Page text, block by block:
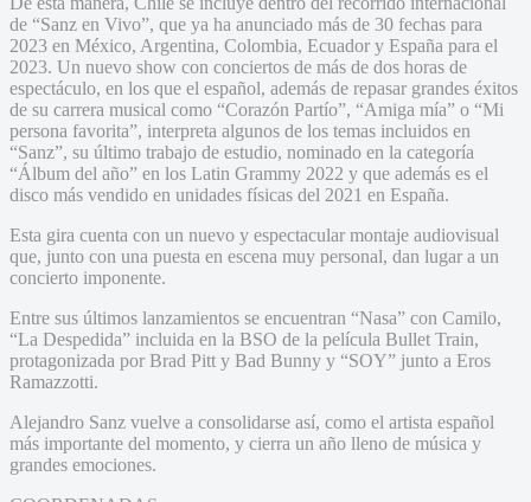
de “Sanz en Vivo”, que ya ha anunciado más de 30 fechas para
2023 en México, Argentina, Colombia, Ecuador y España para el
2023. Un nuevo show con conciertos de más de dos horas de
espectáculo, en los que el español, además de repasar grandes éxitos
de su carrera musical como “Corazón Partío”, “Amiga mía” o “Mi
persona favorita”, interpreta algunos de los temas incluidos en
“Sanz”, su último trabajo de estudio, nominado en la categoría
“Álbum del año” en los Latin Grammy 2022 y que además es el
disco más vendido en unidades físicas del 2021 en España.
Esta gira cuenta con un nuevo y espectacular montaje audiovisual
que, junto con una puesta en escena muy personal, dan lugar a un
concierto imponente.
Entre sus últimos lanzamientos se encuentran “Nasa” con Camilo,
“La Despedida” incluida en la BSO de la película Bullet Train,
protagonizada por Brad Pitt y Bad Bunny y “SOY” junto a Eros
Ramazzotti.
Alejandro Sanz vuelve a consolidarse así, como el artista español
más importante del momento, y cierra un año lleno de música y
grandes emociones.